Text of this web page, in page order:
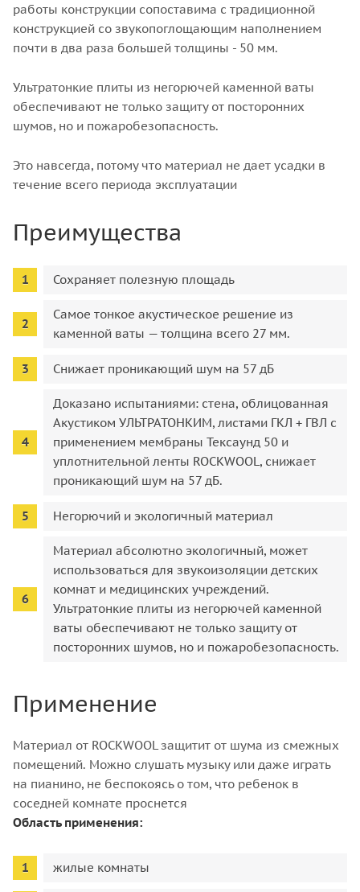
работы конструкции сопоставима с традиционной
конструкцией со звукопоглощающим наполнением
почти в два раза большей толщины - 50 мм.
Ультратонкие плиты из негорючей каменной ваты
обеспечивают не только защиту от посторонних
шумов, но и пожаробезопасность.
Это навсегда, потому что материал не дает усадки в
течение всего периода эксплуатации
Преимущества
Сохраняет полезную площадь
Самое тонкое акустическое решение из
каменной ваты — толщина всего 27 мм.
Снижает проникающий шум на 57 дБ
Доказано испытаниями: стена, облицованная
Акустиком УЛЬТРАТОНКИМ, листами ГКЛ + ГВЛ с
применением мембраны Тексаунд 50 и
уплотнительной ленты ROCKWOOL, снижает
проникающий шум на 57 дБ.
Негорючий и экологичный материал
Материал абсолютно экологичный, может
использоваться для звукоизоляции детских
комнат и медицинских учреждений.
Ультратонкие плиты из негорючей каменной
ваты обеспечивают не только защиту от
посторонних шумов, но и пожаробезопасность.
Применение
Материал от ROCKWOOL защитит от шума из смежных
помещений. Можно слушать музыку или даже играть
на пианино, не беспокоясь о том, что ребенок в
соседней комнате проснется
Область применения:
жилые комнаты